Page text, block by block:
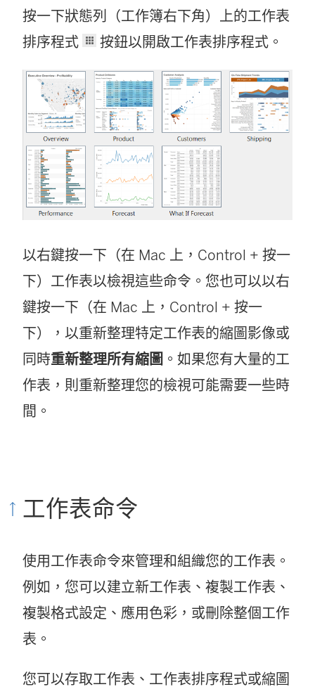
按一下狀態列（工作簿右下角）上的工作表
排序程式
按鈕以開啟工作表排序程式。
以右鍵按一下（在 Mac 上，Control + 按一
下）工作表以檢視這些命令。您也可以以右
鍵按一下（在 Mac 上，Control + 按一
下），以重新整理特定工作表的縮圖影像或
同時重新整理所有縮圖 。如果您有大量的工
作表，則重新整理您的檢視可能需要一些時
間。
工作表命令
使用工作表命令來管理和組織您的工作表。
例如，您可以建立新工作表、複製工作表、
複製格式設定、應用色彩，或刪除整個工作
表。
您可以存取工作表、工作表排序程式或縮圖